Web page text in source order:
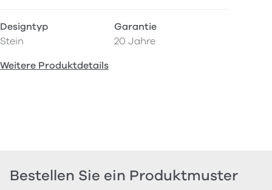
Designtyp
Stein
Garantie
20 Jahre
Weitere Produktdetails
Bestellen Sie ein Produktmuster